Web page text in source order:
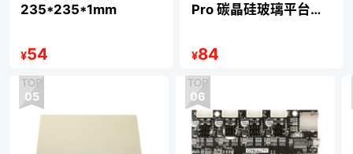
235*235*1mm
¥54
Pro 碳晶硅玻璃平台
¥84
05 06